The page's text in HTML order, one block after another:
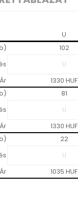
U
102
Ár
1330 HUF
81
Ár
1330 HUF
22
Ár
1035 HUF